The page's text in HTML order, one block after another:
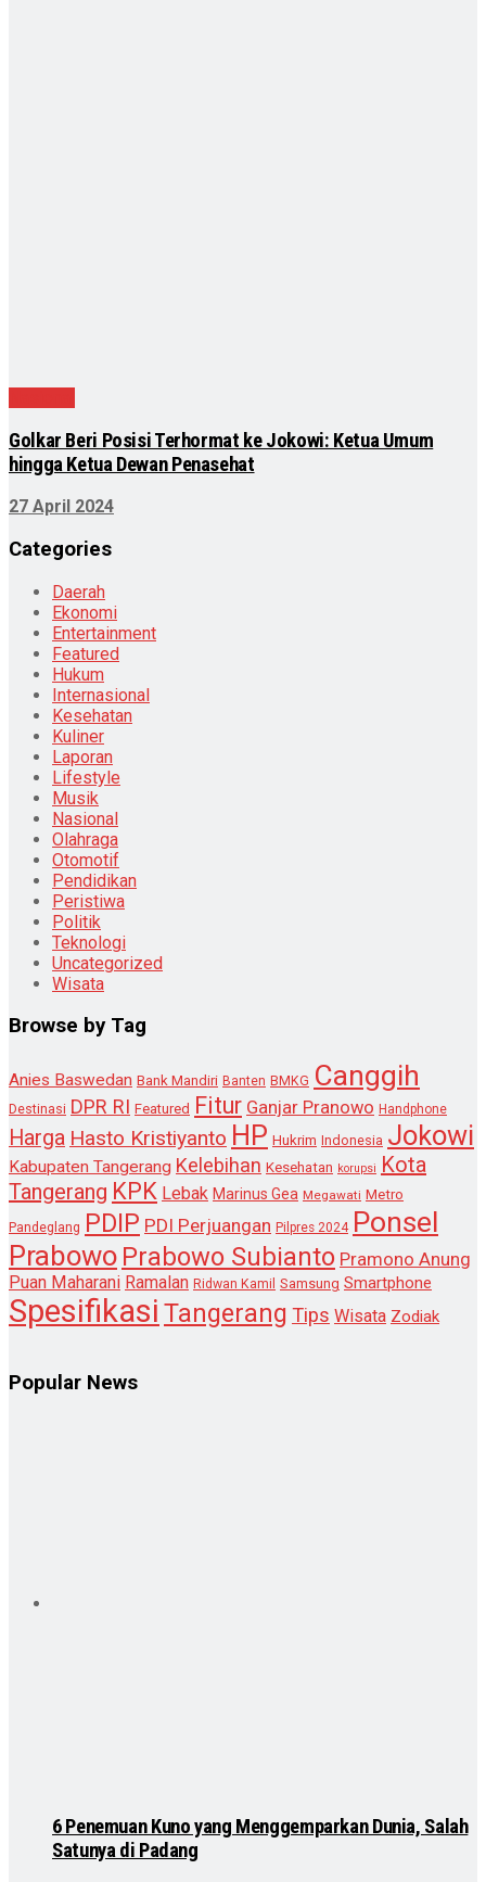
Golkar Beri Posisi Terhormat ke Jokowi: Ketua Umum
hingga Ketua Dewan Penasehat
27 April 2024
Categories
Daerah
Ekonomi
Entertainment
Featured
Hukum
Internasional
Kesehatan
Kuliner
Laporan
Lifestyle
Musik
Nasional
Olahraga
Otomotif
Pendidikan
Peristiwa
Politik
Teknologi
Uncategorized
Wisata
Browse by Tag
Anies Baswedan Bank Mandiri Banten BMKG Canggih
Destinasi DPR RI Featured Fitur Ganjar Pranowo Handphone
Harga Hasto Kristiyanto HP Hukrim Indonesia Jokowi
Kabupaten Tangerang Kelebihan Kesehatan korupsi Kota
Tangerang KPK Lebak Marinus Gea Megawati Metro
Pandeglang PDIP PDI Perjuangan Pilpres 2024 Ponsel
Prabowo Prabowo Subianto Pramono Anung
Puan Maharani Ramalan Ridwan Kamil Samsung Smartphone
Spesifikasi Tangerang Tips Wisata Zodiak
Popular News
6 Penemuan Kuno yang Menggemparkan Dunia, Salah
Satunya di Padang